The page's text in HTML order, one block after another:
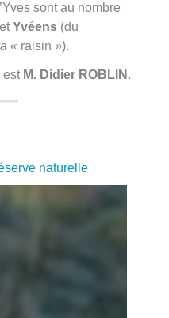
sont au nombre
Yvéens(du
« raisin »).
est M. Didier ROBLIN .
naturelle